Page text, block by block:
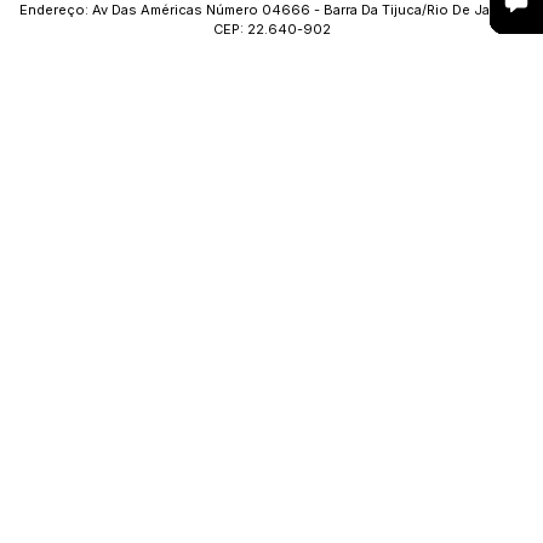
Endereço: Av Das Américas Número 04666 - Barra Da Tijuca/Rio De Janeiro
CEP: 22.640-902